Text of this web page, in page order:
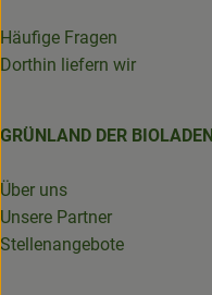
Häufige Fragen
Dorthin liefern wir
GRÜNLAND DER BIOLADEN
Über uns
Unsere Partner
Stellenangebote